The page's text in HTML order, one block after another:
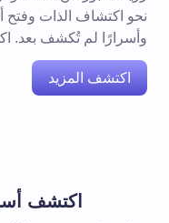
نحو اكتشاف الذات وفتح
وأسرارًا لم تُكشف بعد.
اكتشف المزيد
اكتشف